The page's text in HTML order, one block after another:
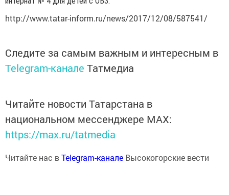
http://www.tatar-inform.ru/news/2017/12/08/587541/
Следите за самым важным и интересным в
Telegram-канале Татмедиа
Читайте новости Татарстана в
национальном мессенджере MАХ:
https://max.ru/tatmedia
Читайте нас вTelegram-канале Высокогорские вести